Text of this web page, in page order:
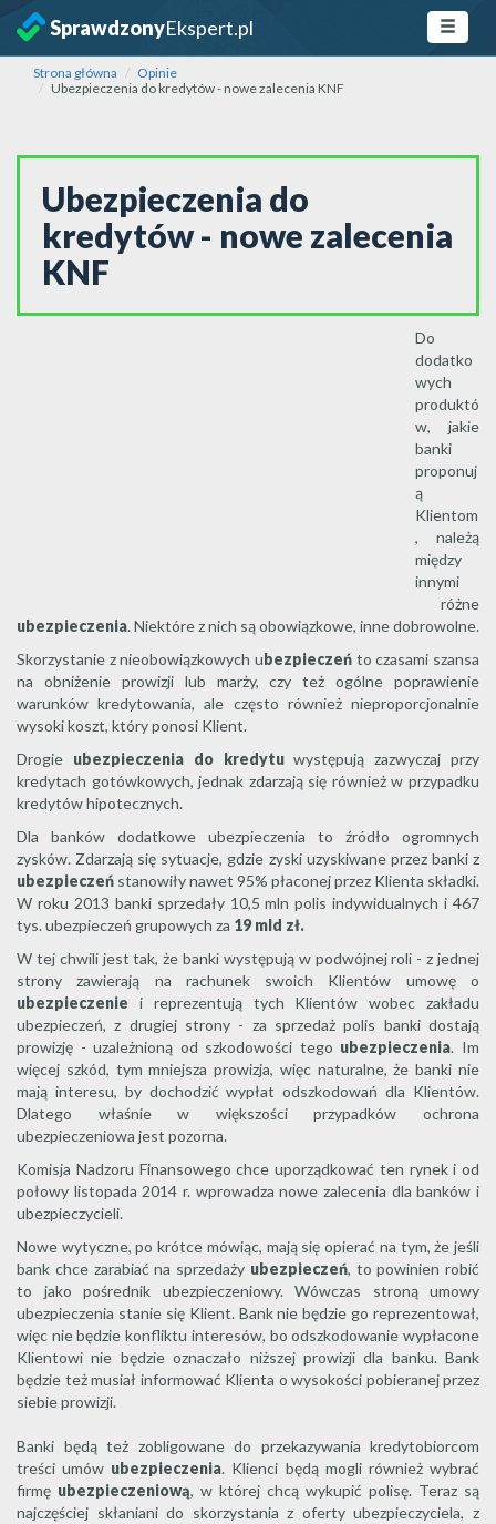
SprawdzonyEkspert.pl
Strona główna
Opinie
Ubezpieczenia do kredytów - nowe zalecenia KNF
Ubezpieczenia do
kredytów - nowe zalecenia
KNF
Do
dodatko
wych
produktó
w, jakie
banki
proponuj
ą
Klientom
, należą
między
innymi
różne
ubezpieczenia. Niektóre z nich są obowiązkowe, inne dobrowolne.
Skorzystanie z nieobowiązkowych ubezpieczeń to czasami szansa
na obniżenie prowizji lub marży, czy też ogólne poprawienie
warunków kredytowania, ale często również nieproporcjonalnie
wysoki koszt, który ponosi Klient.
Drogie ubezpieczenia do kredytuwystępują zazwyczaj przy
kredytach gotówkowych, jednak zdarzają się również w przypadku
kredytów hipotecznych.
Dla banków dodatkowe ubezpieczenia to źródło ogromnych
zysków. Zdarzają się sytuacje, gdzie zyski uzyskiwane przez banki z
ubezpieczeń stanowiły nawet 95% płaconej przez Klienta składki.
W roku 2013 banki sprzedały 10,5 mln polis indywidualnych i 467
tys. ubezpieczeń grupowych za 19 mld zł.
W tej chwili jest tak, że banki występują w podwójnej roli - z jednej
strony zawierają na rachunek swoich Klientów umowę o
ubezpieczenie i reprezentują tych Klientów wobec zakładu
ubezpieczeń, z drugiej strony - za sprzedaż polis banki dostają
prowizję - uzależnioną od szkodowości tego ubezpieczenia. Im
więcej szkód, tym mniejsza prowizja, więc naturalne, że banki nie
mają interesu, by dochodzić wypłat odszkodowań dla Klientów.
Dlatego właśnie w większości przypadków ochrona
ubezpieczeniowa jest pozorna.
Komisja Nadzoru Finansowego chce uporządkować ten rynek i od
połowy listopada 2014 r. wprowadza nowe zalecenia dla banków i
ubezpieczycieli.
Nowe wytyczne, po krótce mówiąc, mają się opierać na tym, że jeśli
bank chce zarabiać na sprzedaży ubezpieczeń, to powinien robić
to jako pośrednik ubezpieczeniowy. Wówczas stroną umowy
ubezpieczenia stanie się Klient. Bank nie będzie go reprezentował,
więc nie będzie konfliktu interesów, bo odszkodowanie wypłacone
Klientowi nie będzie oznaczało niższej prowizji dla banku. Bank
będzie też musiał informować Klienta o wysokości pobieranej przez
siebie prowizji.
Banki będą też zobligowane do przekazywania kredytobiorcom
treści umów ubezpieczenia. Klienci będą mogli również wybrać
firmę ubezpieczeniową, w której chcą wykupić polisę. Teraz są
najczęściej skłaniani do skorzystania z oferty ubezpieczyciela, z